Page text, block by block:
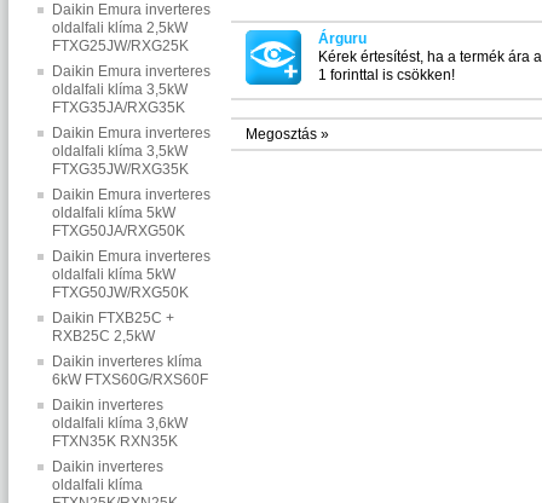
Daikin Emura inverteres
oldalfali klíma 2,5kW
FTXG25JW/RXG25K
Daikin Emura inverteres
oldalfali klíma 3,5kW
FTXG35JA/RXG35K
Daikin Emura inverteres
oldalfali klíma 3,5kW
FTXG35JW/RXG35K
Daikin Emura inverteres
oldalfali klíma 5kW
FTXG50JA/RXG50K
Daikin Emura inverteres
oldalfali klíma 5kW
FTXG50JW/RXG50K
Daikin FTXB25C +
RXB25C 2,5kW
Daikin inverteres klíma
6kW FTXS60G/RXS60F
Daikin inverteres
oldalfali klíma 3,6kW
FTXN35K RXN35K
Daikin inverteres
oldalfali klíma
Árguru
Kérek értesítést, ha a termék ára
1 forinttal is csökken!
Megosztás »